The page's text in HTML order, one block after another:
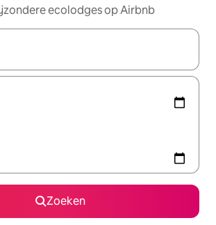
ecolodges op Airbnb
beschikbaar zijn, maak je een keuze
Zoeken